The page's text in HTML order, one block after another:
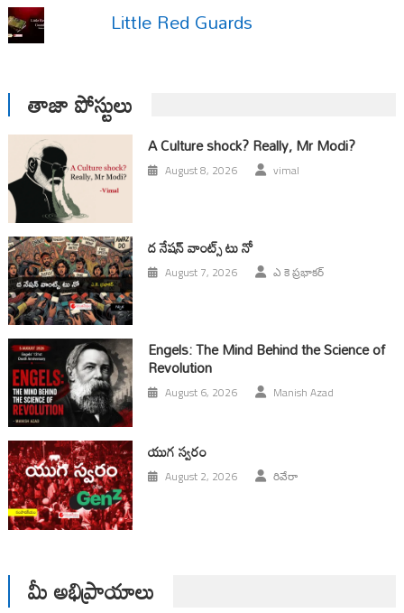
Little Red Guards
తాజా పోస్టులు
A Culture shock? Really, Mr Modi?
August 8, 2026 vimal
ద నేషన్ వాంట్స్ టు నో
August 7, 2026 ఎ కె ప్రభాకర్
Engels: The Mind Behind the Science of
Revolution
August 6, 2026 Manish Azad
యుగ స్వ‌రం
August 2, 2026 రివేరా
మీ అభిప్రాయాలు